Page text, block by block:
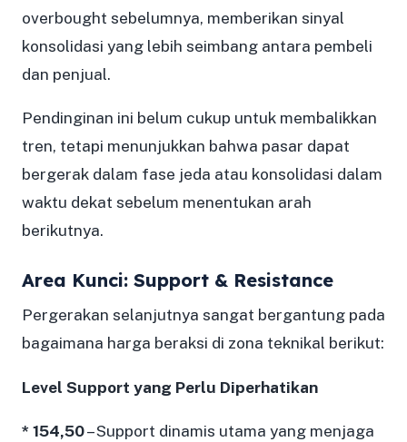
overbought sebelumnya, memberikan sinyal
konsolidasi yang lebih seimbang antara pembeli
dan penjual.
Pendinginan ini belum cukup untuk membalikkan
tren, tetapi menunjukkan bahwa pasar dapat
bergerak dalam fase jeda atau konsolidasi dalam
waktu dekat sebelum menentukan arah
berikutnya.
Area Kunci: Support & Resistance
Pergerakan selanjutnya sangat bergantung pada
bagaimana harga beraksi di zona teknikal berikut:
Level Support yang Perlu Diperhatikan
* 154,50– Support dinamis utama yang menjaga